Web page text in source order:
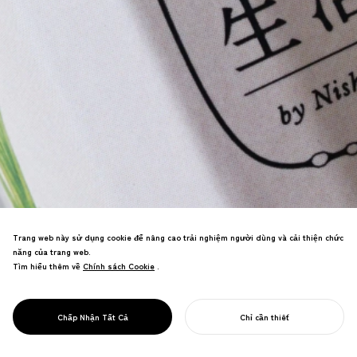
PROJECT
HAKKO SEIKATSU
sử của Kyoto với một dự án kinh doanh
mới tại ga Kyoto.
Trang web này sử dụng cookie để nâng cao trải nghiệm người dùng và cải thiện chức
năng của trang web.
Tìm hiểu thêm về Chính sách Cookie
Chính sách Cookie .
Chấp Nhận Tất Cả Chỉ cần thiết